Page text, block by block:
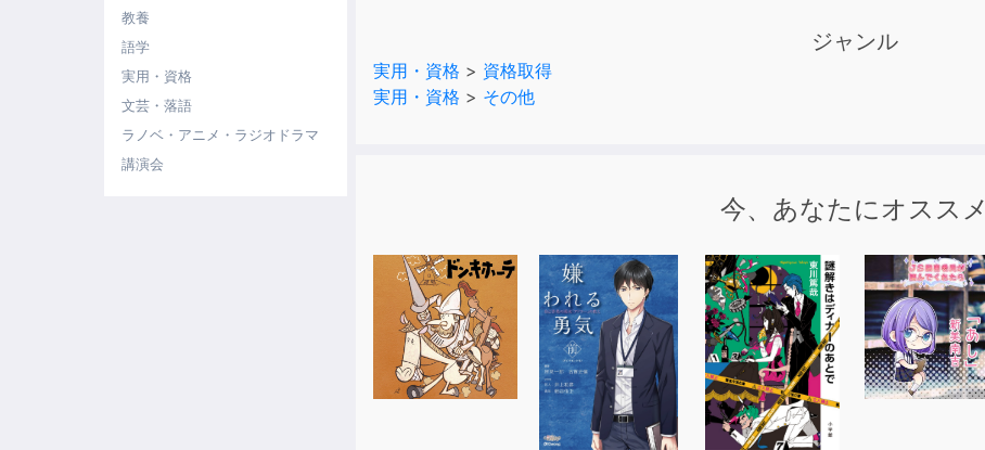
教養
語学
実用・資格
文芸・落語
ラノベ・アニメ・ラジオドラマ
講演会
さらに必要な情報が自然に入ってくる、3倍速付。
（*平成17年～24年全日コース出席率80％以上の生徒の実質合格率）
ジャンル
実用・資格 > 資格取得
実用・資格 > その他
今、あなたにオススメ